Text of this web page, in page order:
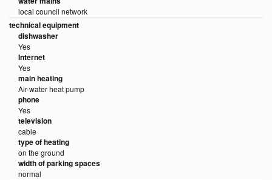
local council network
technical equipment
dishwasher
Yes
Internet
Yes
main heating
Air-water heat pump
phone
Yes
television
cable
type of heating
on the ground
width of parking spaces
normal